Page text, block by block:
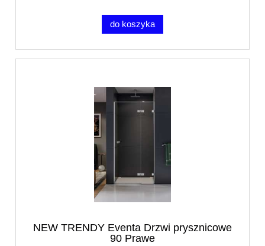
do koszyka
NEW TRENDY Eventa Drzwi prysznicowe
90 Prawe